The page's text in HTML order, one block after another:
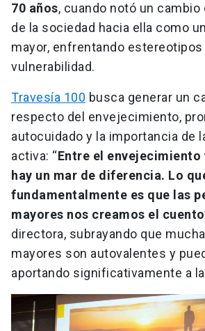
70 años, cuando notó un
de la sociedad hacia ella como
mayor, enfrentando estereotipos
vulnerabilidad.
Travesía 100 busca generar un
respecto del envejecimiento,
autocuidado y la importancia de
activa: “Entre el envejecimiento
hay un mar de diferencia. Lo
fundamentalmente es que las
mayores nos creamos el
directora, subrayando que
mayores son autovalentes y
aportando significativamente a